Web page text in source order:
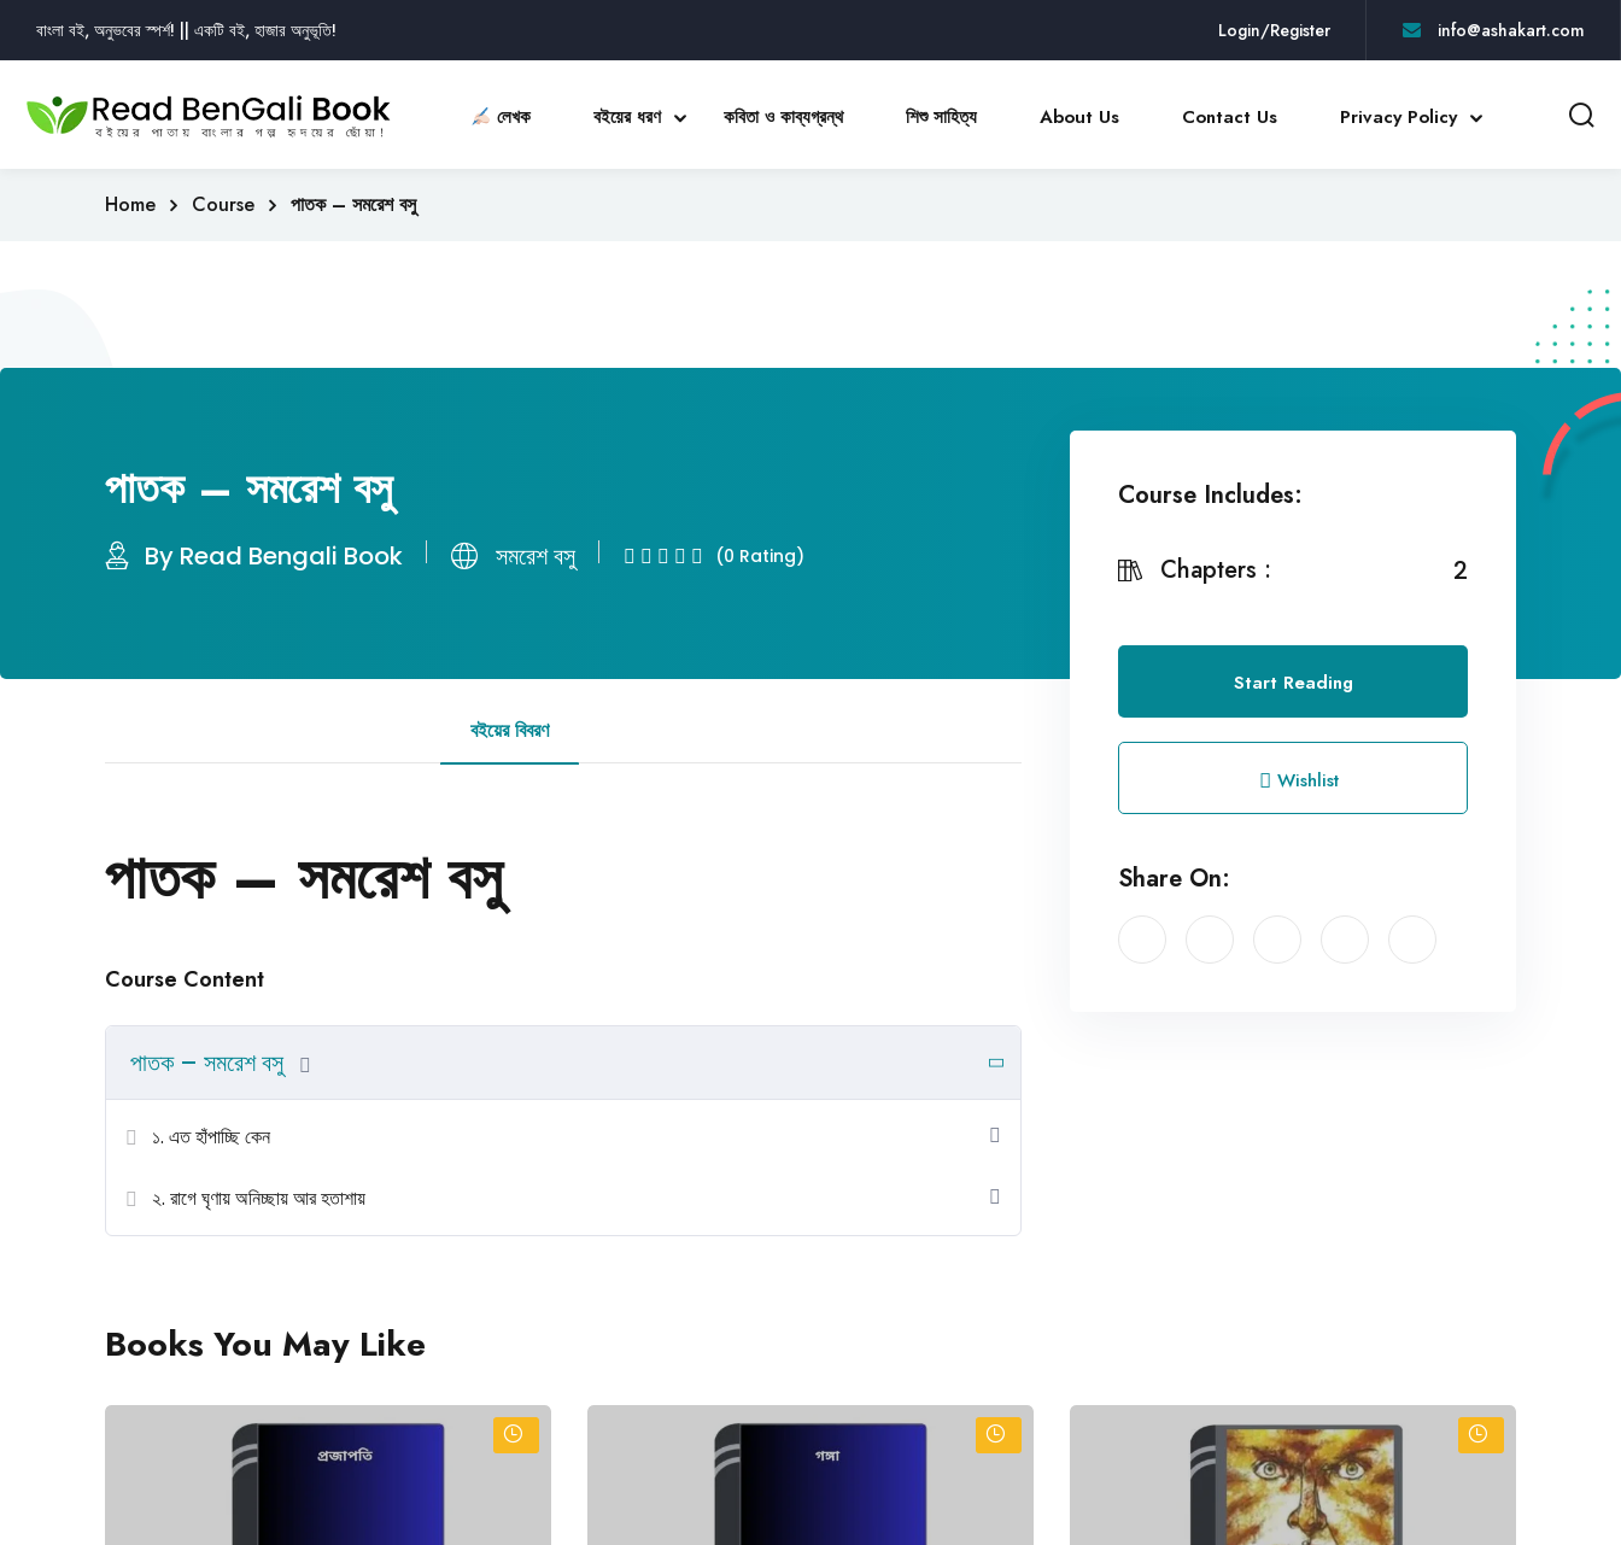
বাংলা বই, অনুভবের স্পর্শ! || একটি বই, হাজার অনুভূতি! Login/Register info@ashakart.com
লেখক বইয়ের ধরণ কবিতা ও কাব্যগ্রন্থ শিশু সাহিত্য About Us Contact Us Privacy Policy
Home Course পাতক – সমরেশ বসু
পাতক – সমরেশ বসু
By Read Bengali Book সমরেশ বসু (0 Rating)
বইয়ের বিবরণ
পাতক – সমরেশ বসু
Course Content
পাতক – সমরেশ বসু
১. এত হাঁপাচ্ছি কেন
২. রাগে ঘৃণায় অনিচ্ছায় আর হতাশায়
Course Includes:
Chapters : 2
Start Reading
Wishlist
Share On:
Books You May Like